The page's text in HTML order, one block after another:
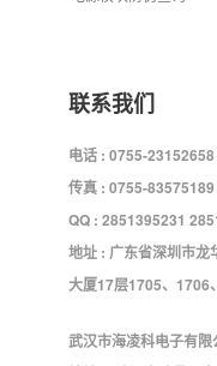
联系我们
电话 : 0755-
传真 : 0755-83575189
QQ : 2851395231
地址 : 广东省深圳市龙
大厦17层1705、1706
武汉市海凌科电子有限